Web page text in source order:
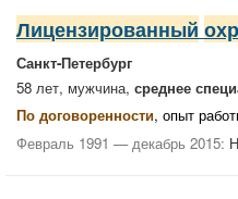
Лицензированный
Санкт-Петербург
58 лет, мужчина, среднее
По договоренности, опыт
Февраль 1991 — декабрь 2015: